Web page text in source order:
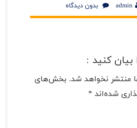
admin بدون دیدگاه
بیان کنید :
منتشر نخواهد شد. بخش‌های
شده‌اند *